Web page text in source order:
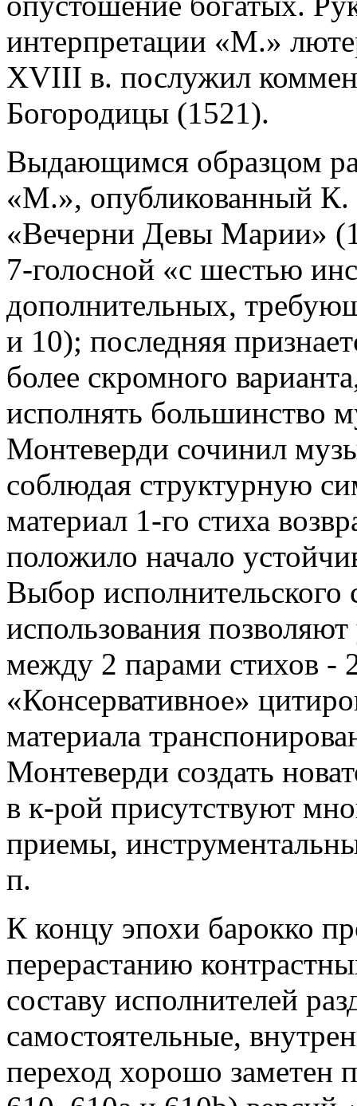
интерпретации «М.»
XVIII в. послужил
Богородицы (1521).
Выдающимся образцом
«М.», опубликованный К.
«Вечерни Девы Марии»
7-голосной «с шестью
дополнительных,
и 10); последняя
более скромного
исполнять большинство
Монтеверди сочинил
соблюдая структурную
материал 1-го стиха
положило начало
Выбор исполнительского
использования
между 2 парами стихов -
«Консервативное»
материала
Монтеверди создать
в к-рой присутствуют
приемы,
п.
К концу эпохи барокко
перерастанию
составу исполнителей
самостоятельные,
переход хорошо заметен